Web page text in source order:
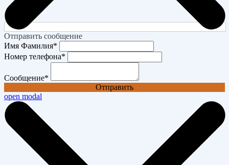
Отправить сообщение
Имя Фамилия*
Номер телефона*
Сообщение*
Отправить
open modal